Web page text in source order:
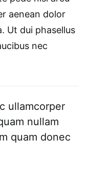
aenean dolor
Ut dui phasellus
nec
ullamcorper
nullam
quam donec